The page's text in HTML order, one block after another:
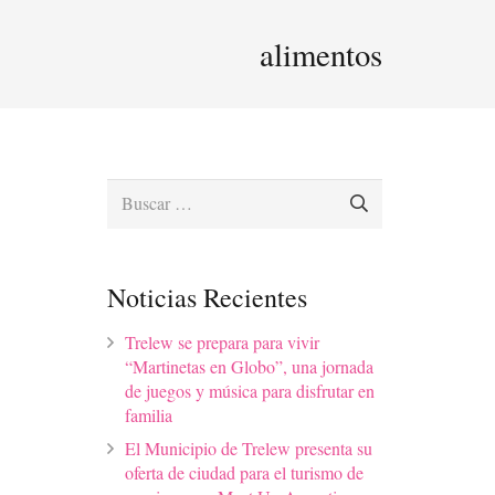
alimentos
Buscar:
Noticias Recientes
Trelew se prepara para vivir
“Martinetas en Globo”, una jornada
de juegos y música para disfrutar en
familia
El Municipio de Trelew presenta su
oferta de ciudad para el turismo de